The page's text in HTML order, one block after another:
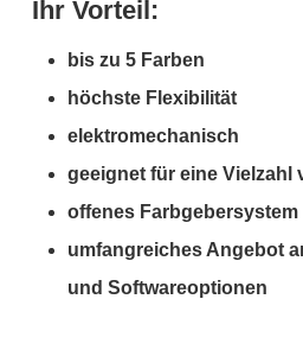
Ihr Vorteil:
bis zu 5 Farben
höchste Flexibilität
elektromechanisch
geeignet für eine Vielzahl
offenes Farbgebersystem
umfangreiches Angebot
und Softwareoptionen